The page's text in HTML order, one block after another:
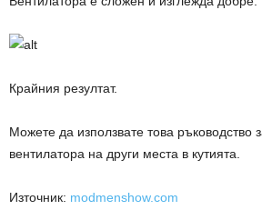
Крайния резултат.
Можете да използвате това ръководство
вентилатора на други места в кутията.
Източник: modmenshow.com